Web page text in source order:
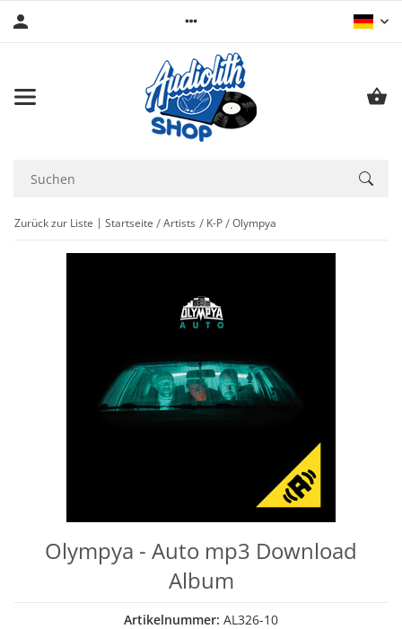
Zurück zur Liste Startseite Artists K-P Olympya
Olympya - Auto mp3 Download
Album
Artikelnummer: AL326-10